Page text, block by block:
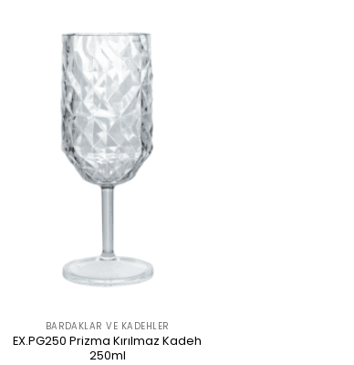
BARDAKLAR VE KADEHLER
EX.PG250 Prizma Kırılmaz Kadeh
250ml